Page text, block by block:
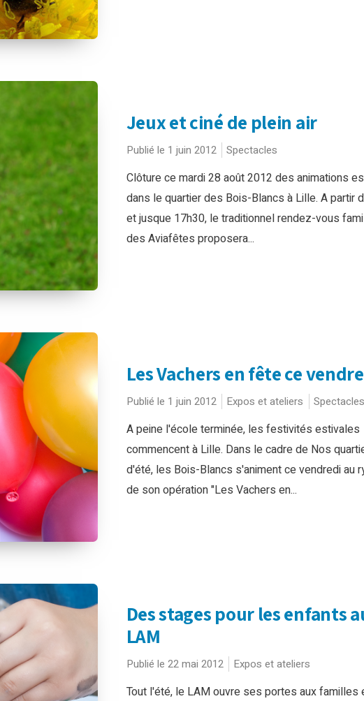
Jeux et ciné de plein air
Publié le 1 juin 2012 Spectacles
Clôture ce mardi 28 août 2012 des animations
dans le quartier des Bois-Blancs à Lille. A partir
et jusque 17h30, le traditionnel rendez-vous
des Aviafêtes proposera...
Les Vachers en fête ce
Publié le 1 juin 2012 Expos et ateliers Spectacles
A peine l'école terminée, les festivités estivales
commencent à Lille. Dans le cadre de Nos
d'été, les Bois-Blancs s'animent ce vendredi au
de son opération "Les Vachers en...
Des stages pour les enfants
LAM
Publié le 22 mai 2012 Expos et ateliers
Tout l'été, le LAM ouvre ses portes aux familles